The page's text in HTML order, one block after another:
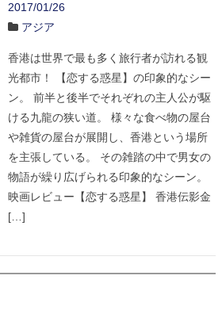
2017/01/26
アジア
香港は世界で最も多く旅行者が訪れる観
光都市！ 【恋する惑星】の印象的なシー
ン。 前半と後半でそれぞれの主人公が駆
ける九龍の狭い道。 様々な食べ物の屋台
や雑貨の屋台が展開し、香港という場所
を主張している。 その雑踏の中で男女の
物語が繰り広げられる印象的なシーン。
映画レビュー【恋する惑星】 香港伝影金
[…]